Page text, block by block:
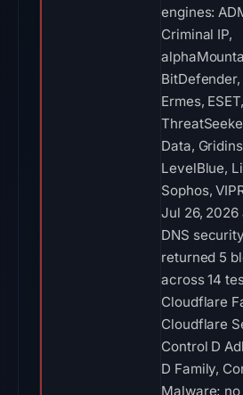
engines:
Criminal IP,
BitDefender,
Ermes,
Data,
LevelBlue,
Sophos,
Jul 26, 2026
DNS
returned 5
across 14
Cloudflare
Cloudflare
Control D
D Family,
Malware;